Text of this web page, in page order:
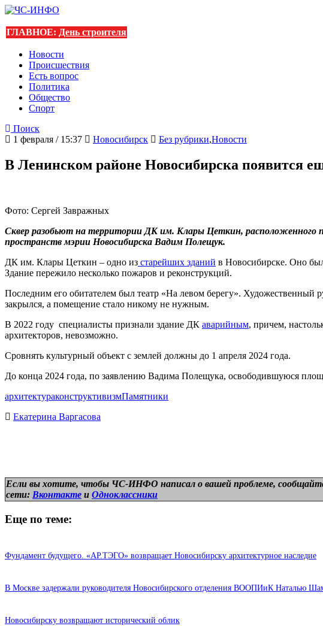
ГЛАВНОЕ: День строителя
Новости
Происшествия
Есть вопрос
Политика
Общество
Спорт
Поиск
1 февраля / 15:37
Новосибирск Без рубрики,Новости
В Ленинском районе Новосибирска появится
Фото: Сергей Завражных
Сквер разобьют на территории ДК им. Клары Цеткин, расположенного
пространств мэрии Новосибирска Вадим Полещук.
ДК им. Клары Цеткин – одно из старейших зданий в Новосибирске. Оно
Здание пережило несколько пожаров и реконструкций.
Последним его обитателем был театр «На левом берегу». Художественный
закрылся, а помещение стало никому не нужным.
В 2022 году специалисты признали здание ДК аварийным, причем,
архитекторов, невозможно.
Сровнять культурный объект с землей должны до 1 апреля 2024 года.
До конца 2024 года, по заявлению Вадима Полещука, освободившуюся
архитектураконструктивизмПамятники
Екатерина Варгасова
Если вы хотите, чтобы ЧС-ИНФО написал о вашей проблеме,
сети: Вконтакте и Одноклассники
Еще по теме:
Фундамент будущего. «АР.ТЭГО» возвращает Новосибирску архитектурное наследие
В Москве задержали руководителя Новосибирского отделения ВООПИиК Наталью
Новосибирску возвращают исторический облик